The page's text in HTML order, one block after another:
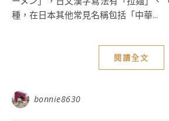
種，在日本其他常見名稱包括「中華...
閱讀全文
bonnie8630